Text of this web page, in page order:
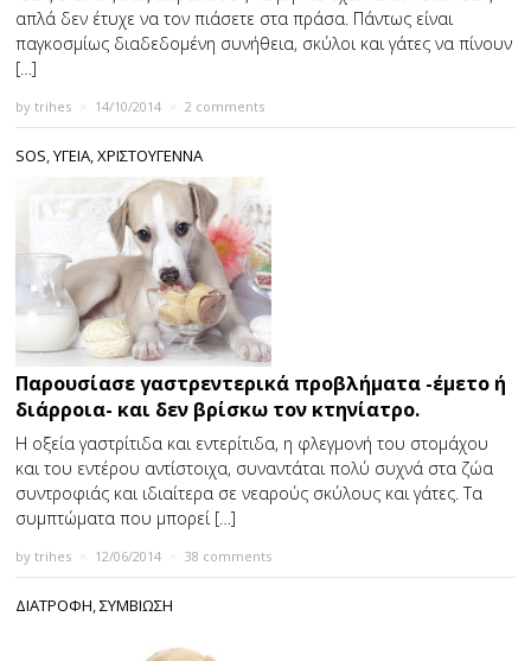
απλά δεν έτυχε να τον πιάσετε στα πράσα. Πάντως είναι
παγκοσμίως διαδεδομένη συνήθεια, σκύλοι και γάτες να πίνουν
[…]
bytrihes 14/10/2014 2 comments
SOS,ΥΓΕΙΑ,ΧΡΙΣΤΟΥΓΕΝΝΑ
Παρουσίασε γαστρεντερικά προβλήματα -έμετο ή
διάρροια- και δεν βρίσκω τον κτηνίατρο.
Η οξεία γαστρίτιδα και εντερίτιδα, η φλεγμονή του στομάχου
και του εντέρου αντίστοιχα, συναντάται πολύ συχνά στα ζώα
συντροφιάς και ιδιαίτερα σε νεαρούς σκύλους και γάτες. Τα
συμπτώματα που μπορεί […]
bytrihes 12/06/2014 38 comments
ΔΙΑΤΡΟΦΗ,ΣΥΜΒΙΩΣΗ